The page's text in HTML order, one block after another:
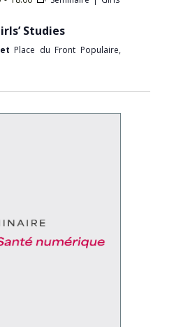
Studies
Place du Front Populaire,